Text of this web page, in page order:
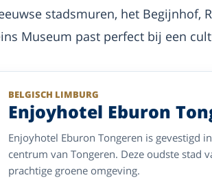
stadsmuren, het Begijnhof,
Museum past perfect bij een
BELGISCH LIMBURG
Enjoyhotel Eburon
Enjoyhotel Eburon Tongeren is gevestigd
centrum van Tongeren. Deze oudste stad
prachtige groene omgeving.